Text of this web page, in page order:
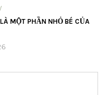
MỘT PHẦN NHỎ BÉ CỦA